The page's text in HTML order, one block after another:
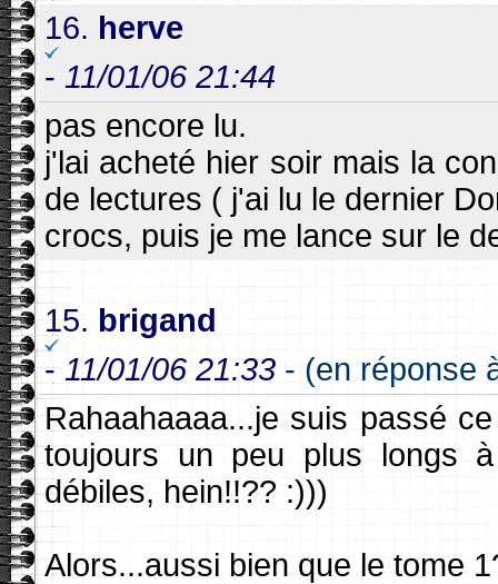
16. herve
- 11/01/06 21:44
pas encore lu.
j'lai acheté hier soir mais la
de lectures ( j'ai lu le dernier
crocs, puis je me lance sur le
15. brigand
-11/01/06 21:33 - (en réponse
Rahaahaaaa...je suis passé
toujours un peu plus longs
débiles, hein!!?? :)))
Alors...aussi bien que le tome